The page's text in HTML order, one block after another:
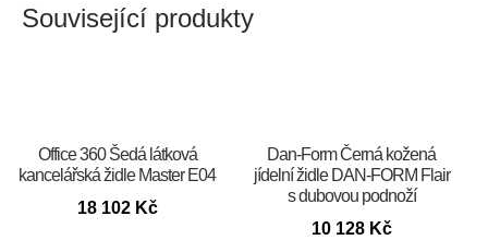
Související produkty
Office 360 Šedá látková
kancelářská židle Master E04
18 102 Kč
​​​​​Dan-Form Černá kožená
jídelní židle DAN-FORM Flair
s dubovou podnoží
10 128 Kč